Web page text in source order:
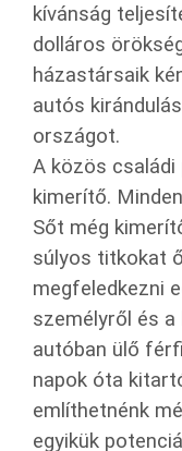
kívánság
dolláros
házastársaik
autós
országot.
A közös családi
kimerítő.
Sőt még
súlyos titkokat
megfeledkezni
személyről és
autóban ülő
napok óta
említhetnénk
egyikük